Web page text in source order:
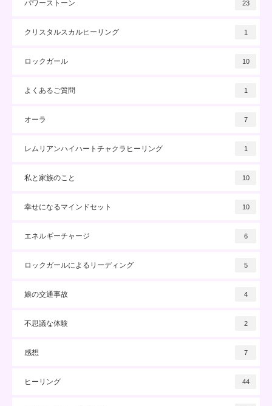
パワーストーン 23
クリスタルスカルヒーリング 1
ロックガール 10
よくあるご質問 1
オーラ 7
レムリアンハイハートチャクラヒーリング 1
私と家族のこと 10
幸せになるマインドセット 10
エネルギーチャージ 6
ロックガールによるリーディング 5
娘の交通事故 4
不思議な体験 2
感想 7
ヒーリング 44